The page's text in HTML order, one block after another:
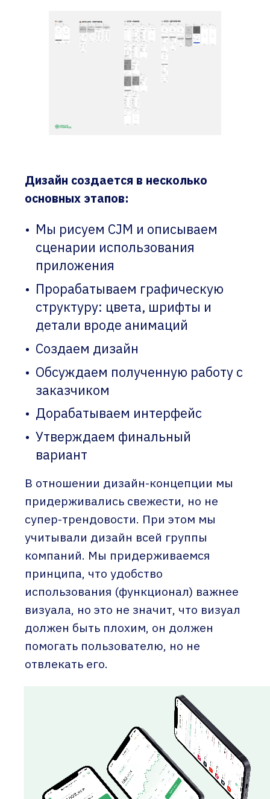
Дизайн создается в несколько
основных этапов:
Мы рисуем CJM и описываем
сценарии использования
приложения
Прорабатываем графическую
структуру: цвета, шрифты и
детали вроде анимаций
Создаем дизайн
Обсуждаем полученную работу с
заказчиком
Дорабатываем интерфейс
Утверждаем финальный
вариант
В отношении дизайн-концепции мы
придерживались свежести, но не
супер-трендовости. При этом мы
учитывали дизайн всей группы
компаний. Мы придерживаемся
принципа, что удобство
использования (функционал) важнее
визуала, но это не значит, что визуал
должен быть плохим, он должен
помогать пользователю, но не
отвлекать его.